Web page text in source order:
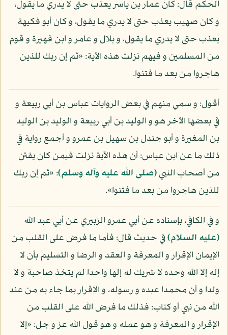
الحكم قال: كان عمار بن ياسر يعذب حتى لا يدري ما يقول،
و كان صهيب يعذب حتى لا يدري ما يقول، و كان أبو فكيهة
يعذب حتى لا يدري ما يقول، و بلال و عامر و ابن فهيرة و قوم
من المسلمين و فيهم نزلت هذه الآية: «ثم إن ربك للذين
هاجروا من بعد ما فتنوا.
أقول: و سمي منهم في بعض الروايات عباس بن أبي ربيعة و
في بعضها الآخر هو و الوليد بن أبي ربيعة و الوليد بن الوليد
بن المغيرة و أبو جندل بن سهيل بن عمرو و أجمع رواية في
ذلك ما عن ابن عباس: أن هذه الآية نزلت فيمن كان يفتن
من أصحاب النبي(صلى الله عليه وآله وسلم): «ثم إن ربك
للذين هاجروا من بعد ما فتنوا».
و في الكافي، بإسناده عن أبي عمرو الزبيري عن أبي عبد الله
(عليه السلام)في حديث قال: فأما ما فرض على القلب من
الإيمان الإقرار و المعرفة و العقد و الرضا و التسليم بأن لا
إله إلا الله وحده لا شريك له إلها واحدا لم يتخذ صاحبة و لا
ولدا و أن محمدا عبده و رسوله، و الإقرار بما جاء به من عند
الله من نبي أو كتاب: فذلك ما فرض الله على القلب من
الإقرار و المعرفة و هو عمله و هو قول الله عز و جل: «إلا